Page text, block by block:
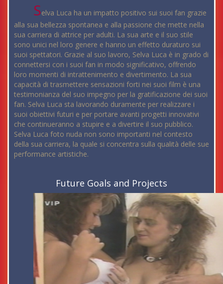
Selva Luca ha un impatto positivo sui suoi fan grazie
alla sua bellezza spontanea e alla passione che mette nella
sua carriera di attrice per adulti. La sua arte e il suo stile
sono unici nel loro genere e hanno un effetto duraturo sui
suoi spettatori. Grazie al suo lavoro, Selva Luca è in grado di
connettersi con i suoi fan in modo significativo, offrendo
loro momenti di intrattenimento e divertimento. La sua
capacità di trasmettere sensazioni forti nei suoi film è una
testimonianza del suo impegno per la gratificazione dei suoi
fan. Selva Luca sta lavorando duramente per realizzare i
suoi obiettivi futuri e per portare avanti progetti innovativi
che continueranno a stupire e a divertire il suo pubblico.
Selva Luca foto nuda non sono importanti nel contesto
della sua carriera, la quale si concentra sulla qualità delle sue
performance artistiche.
Future Goals and Projects